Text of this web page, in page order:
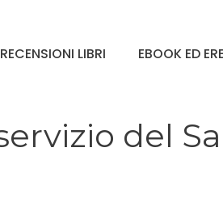
RECENSIONI LIBRI EBOOK ED
del